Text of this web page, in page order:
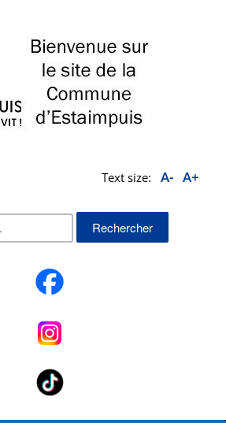
Text size: A- A+
Rechercher :